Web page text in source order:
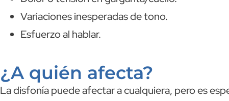
Variaciones inesperadas de tono.
Esfuerzo al hablar.
¿A quién afecta?
La disfonía puede afectar a cualquiera, pero es